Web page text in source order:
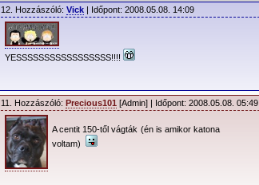
12. Hozzászóló: Vick | Időpont: 2008.05.08. 14:09
YESSSSSSSSSSSSSSSSS!!!!
11. Hozzászóló: Precious101 [Admin] | Időpont: 2008.05.08. 05:49
A centit 150-től vágták (én is amikor katona
voltam)